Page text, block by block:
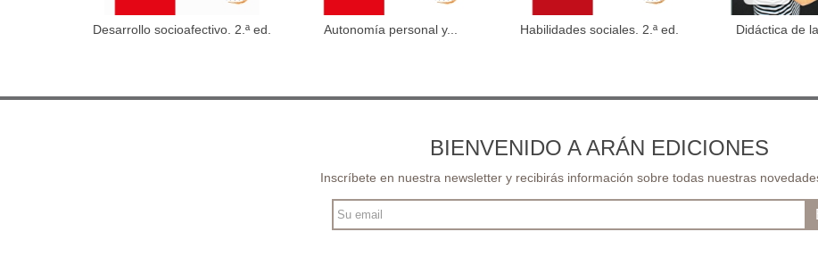
Añadir al carrito
Desarrollo socioafectivo. 2.ª ed. Añadir al carrito
Autonomía personal y... Añadir al carrito
Habilidades sociales. 2.ª ed. Añadir
Didáctica de
BIENVENIDO A ARÁN EDICIONES
Inscríbete en nuestra newsletter y recibirás información sobre todas nuestras